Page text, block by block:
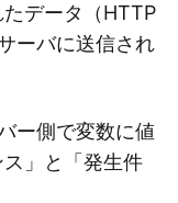
データ（HTTP
ーバに送信され
ー側で変数に値
」と「発生件